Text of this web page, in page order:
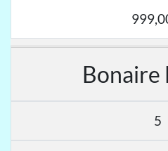
Bonaire
5